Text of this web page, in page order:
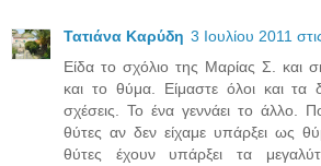
Τατιάνα Καρύδη 3 Ιουλίου 2011
Είδα το σχόλιο της Μαρίας Σ. και
και το θύμα. Είμαστε όλοι και τα
σχέσεις. Το ένα γεννάει το άλλο.
θύτες αν δεν είχαμε υπάρξει ως
θύτες έχουν υπάρξει τα